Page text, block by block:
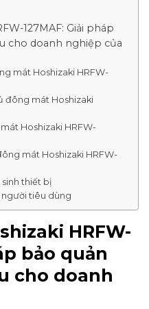
127MAF: Giải pháp
cho doanh nghiệp của
mát Hoshizaki HRFW-
đông mát Hoshizaki
Hoshizaki HRFW-
mát Hoshizaki HRFW-
thiết bị
người tiêu dùng
HRFW-
bảo quản
cho doanh